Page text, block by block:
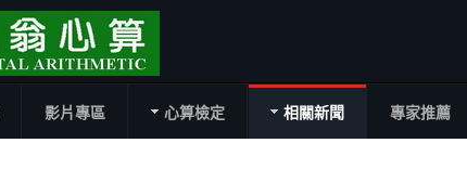
影片專區 心算檢定 相關新聞 專家推薦